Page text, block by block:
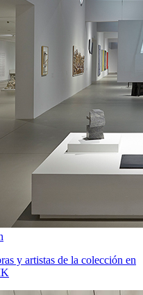
y artistas de la colección en